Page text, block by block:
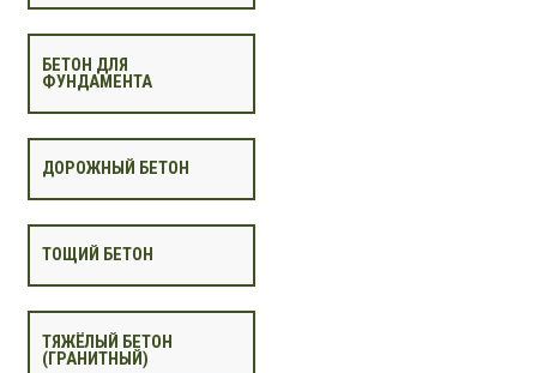
БЕТОН ДЛЯ
ФУНДАМЕНТА
ДОРОЖНЫЙ БЕТОН
ТОЩИЙ БЕТОН
ТЯЖЁЛЫЙ БЕТОН
(ГРАНИТНЫЙ)